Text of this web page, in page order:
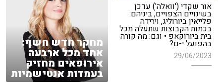
אור שקדי ('וואלה') עדכן
בשינויים הצפויים, ביניהם:
פלייאין ביורוליג, וירידה
בכמות הקבוצות שתעלה מכל
בית ביורוקאפ • וגם: מה קורה
בהפועל י-ם?
29/06/2023
מחקר חדש חשף:
אחד מכל ארבעה
אירופאים מחזיק
בעמדות אנטישמיות